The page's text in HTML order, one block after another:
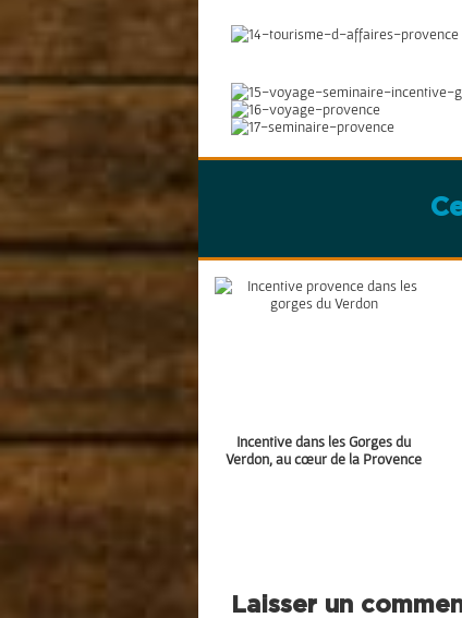
Incentive dans les Gorges du
Verdon, au cœur de la Provence
Laisser un